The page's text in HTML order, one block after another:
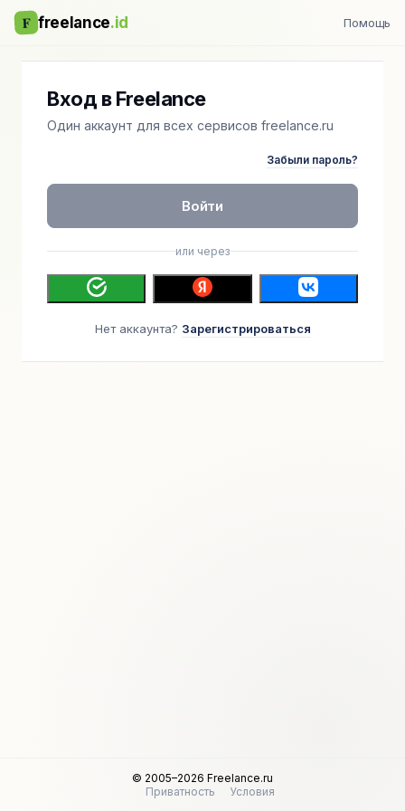
F freelance.id Помощь
Вход в Freelance
Один аккаунт для всех сервисов freelance.ru
Забыли пароль?
Войти
или через
Нет аккаунта? Зарегистрироваться
© 2005–2026 Freelance.ru
Приватность
Условия